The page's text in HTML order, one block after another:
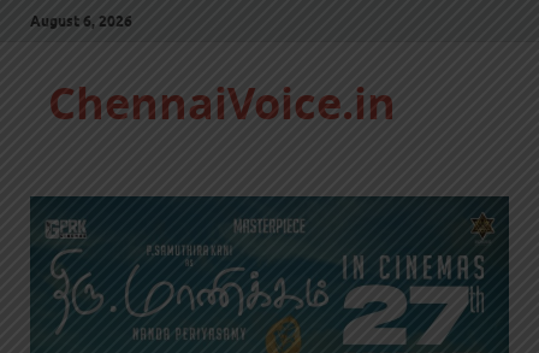
August 6, 2026
ChennaiVoice.in